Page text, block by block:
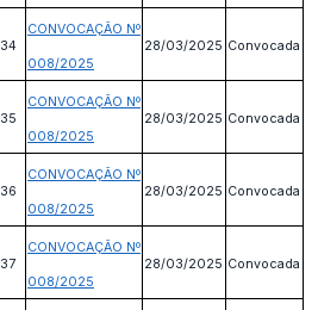
34
CONVOCAÇÃO Nº
008/2025
28/03/2025 Convocada
35
CONVOCAÇÃO Nº
008/2025
28/03/2025 Convocada
36
CONVOCAÇÃO Nº
008/2025
28/03/2025 Convocada
37
CONVOCAÇÃO Nº
008/2025
28/03/2025 Convocada